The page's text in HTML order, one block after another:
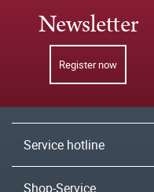
Newsletter
Register now
Service hotline
Shop-Service